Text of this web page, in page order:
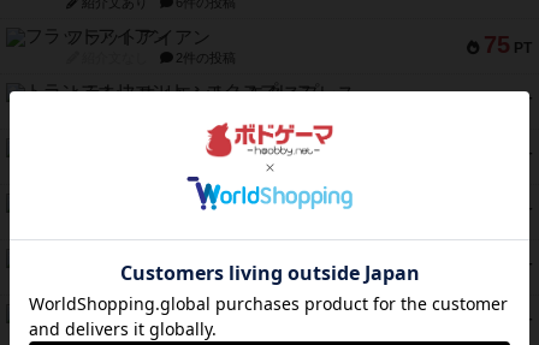
75 PT
フラットアイアン
2件の投稿
70 PT
トランスオリエント・エクスプレス
PT
アンブッシュ！：ムーブアウト！
PT
キャプテン・フリップ：イスラ・ボンバ
PT
紹介文あり 1件の投稿
PT
エコーズ・オブ・タイム
紹介文なし 8件の投稿